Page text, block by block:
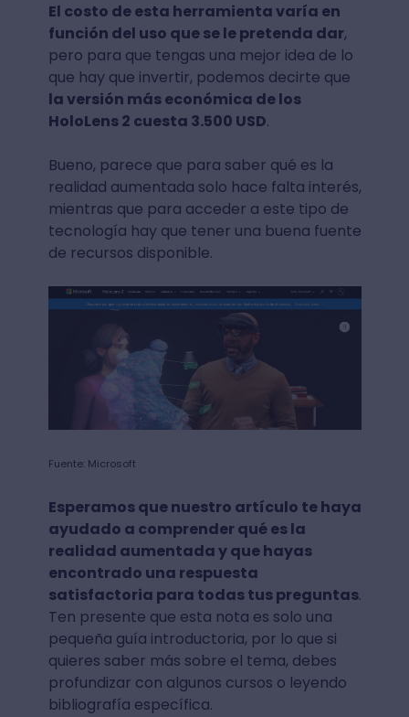
El costo de esta herramienta varía en
función del uso que se le pretenda dar,
pero para que tengas una mejor idea de lo
que hay que invertir, podemos decirte que
la versión más económica de los
HoloLens 2 cuesta 3.500 USD.
Bueno, parece que para saber qué es la
realidad aumentada solo hace falta interés,
mientras que para acceder a este tipo de
tecnología hay que tener una buena fuente
de recursos disponible.
Fuente: Microsoft
Esperamos que nuestro artículo te haya
ayudado a comprender qué es la
realidad aumentada y que hayas
encontrado una respuesta
satisfactoria para todas tus preguntas.
Ten presente que esta nota es solo una
pequeña guía introductoria, por lo que si
quieres saber más sobre el tema, debes
profundizar con algunos cursos o leyendo
bibliografía específica.